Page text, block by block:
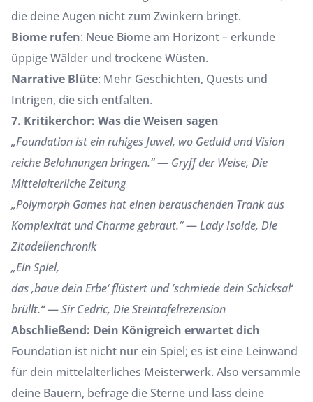
die deine Augen nicht zum Zwinkern bringt.
Biome rufen: Neue Biome am Horizont – erkunde
üppige Wälder und trockene Wüsten.
Narrative Blüte: Mehr Geschichten, Quests und
Intrigen, die sich entfalten.
7. Kritikerchor: Was die Weisen sagen
„Foundation ist ein ruhiges Juwel, wo Geduld und Vision
reiche Belohnungen bringen.“— Gryff der Weise, Die
Mittelalterliche Zeitung
„Polymorph Games hat einen berauschenden Trank aus
Komplexität und Charme gebraut.“—Lady Isolde, Die
Zitadellenchronik
„Ein Spiel,
das ‚baue dein Erbe‘ flüstert und ’schmiede dein Schicksal‘
brüllt.“—Sir Cedric, Die Steintafelrezension
Abschließend: Dein Königreich erwartet dich
Foundation ist nicht nur ein Spiel; es ist eine Leinwand
für dein mittelalterliches Meisterwerk. Also versammle
deine Bauern, befrage die Sterne und lass deine